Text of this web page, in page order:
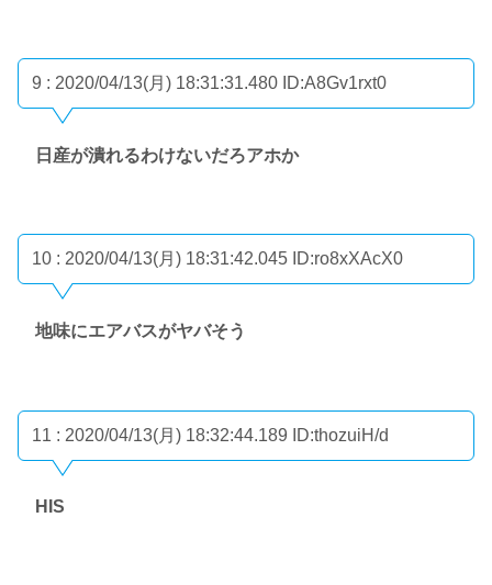
9 : 2020/04/13(月) 18:31:31.480 ID:A8Gv1rxt0
日産が潰れるわけないだろアホか
10 : 2020/04/13(月) 18:31:42.045 ID:ro8xXAcX0
地味にエアバスがヤバそう
11 : 2020/04/13(月) 18:32:44.189 ID:thozuiH/d
HIS